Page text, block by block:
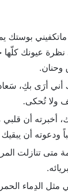
بوستك
عيونك
وحنان.
أرَى بكِ،
ولا تُحكى.
أخبرته أن قلبي
ودعوته أن
متى تنازلت
مثل الدِماء